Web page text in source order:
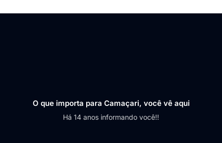
O que importa para Camaçari, você vê aqui
Há 14 anos informando você!!